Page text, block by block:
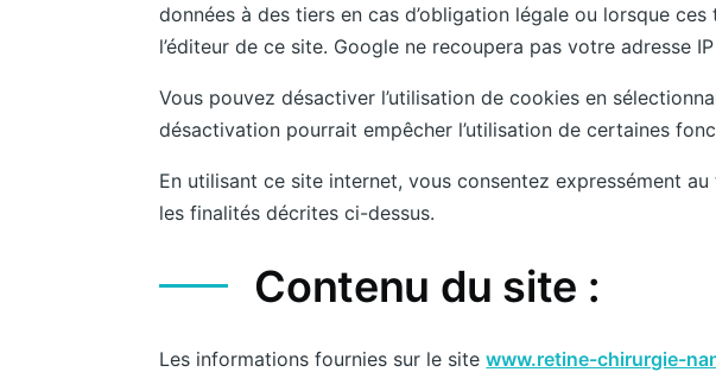
données à des tiers en cas d’obligation légale ou lorsque
l’éditeur de ce site. Google ne recoupera pas votre adresse
Vous pouvez désactiver l’utilisation de cookies en
désactivation pourrait empêcher l’utilisation de certaines
En utilisant ce site internet, vous consentez expressément
les finalités décrites ci-dessus.
Contenu du site :
Les informations fournies sur le sitewww.retine-chirurgie-